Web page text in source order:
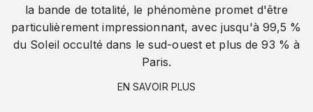
la bande de totalité, le phénomène promet d'être
particulièrement impressionnant, avec jusqu'à 99,5 %
du Soleil occulté dans le sud-ouest et plus de 93 % à
Paris.
EN SAVOIR PLUS